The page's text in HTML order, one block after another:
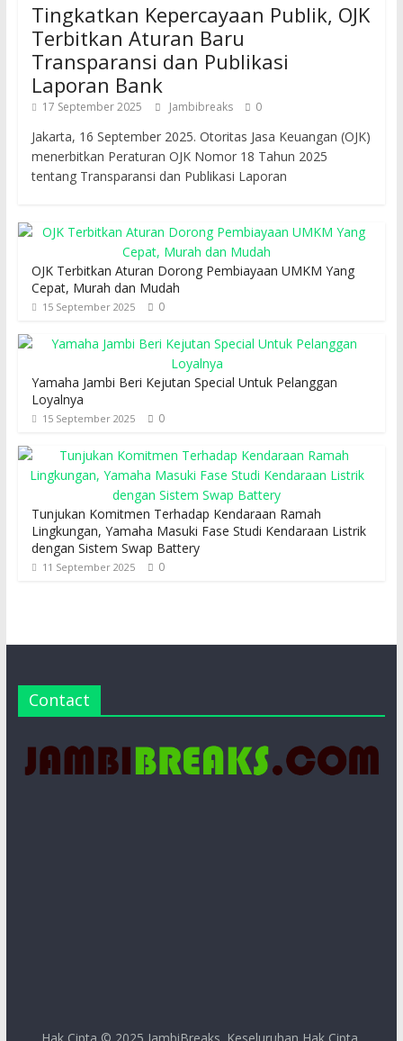
Tingkatkan Kepercayaan Publik, OJK
Terbitkan Aturan Baru
Transparansi dan Publikasi
Laporan Bank
17 September 2025 Jambibreaks 0
Jakarta, 16 September 2025. Otoritas Jasa Keuangan (OJK)
menerbitkan Peraturan OJK Nomor 18 Tahun 2025
tentang Transparansi dan Publikasi Laporan
OJK Terbitkan Aturan Dorong Pembiayaan UMKM Yang
Cepat, Murah dan Mudah
15 September 2025 0
Yamaha Jambi Beri Kejutan Special Untuk Pelanggan
Loyalnya
15 September 2025 0
Tunjukan Komitmen Terhadap Kendaraan Ramah
Lingkungan, Yamaha Masuki Fase Studi Kendaraan Listrik
dengan Sistem Swap Battery
11 September 2025 0
Contact